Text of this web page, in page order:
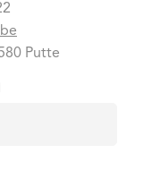
Putte